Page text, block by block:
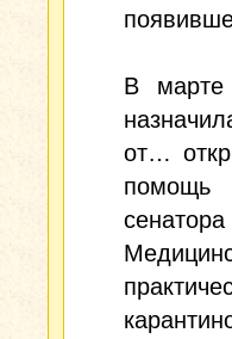
В марте
от…
помощь